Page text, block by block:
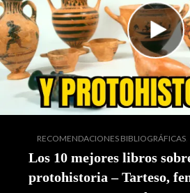
RECOMENDACIONES BIBLIOGRÁFICAS,
Los 10 mejores libros
protohistoria – Tarteso,